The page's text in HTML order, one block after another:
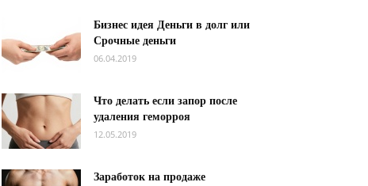
Бизнес идея Деньги в долг или
Срочные деньги
06.04.2019
Что делать если запор после
удаления геморроя
12.05.2019
Заработок на продаже